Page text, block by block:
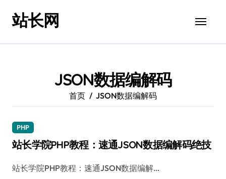
站长网
JSON数据编解码
首页 JSON数据编解码
PHP
站长学院PHP教程：速通JSON数据编解码绝技
站长学院PHP教程：速通JSON数据编解…